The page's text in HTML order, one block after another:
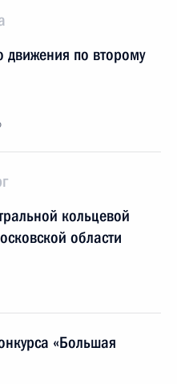
движения по второму
кольцевой
области
«Большая